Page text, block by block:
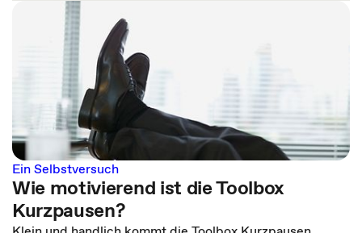
Ein Selbstversuch
Wie motivierend ist die Toolbox
Kurzpausen?